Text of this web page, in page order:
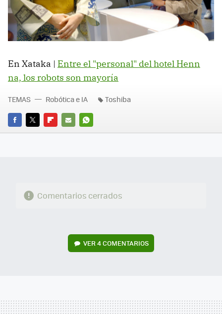
En Xataka | Entre el "personal" del hotel Henn
na, los robots son mayoría
FACEBOOK
TWITTERFLIPBOARD
E-
WHATSAPP
TEMAS Robótica e IA Toshiba
Comentarios cerrados
VER4 COMENTARIOS